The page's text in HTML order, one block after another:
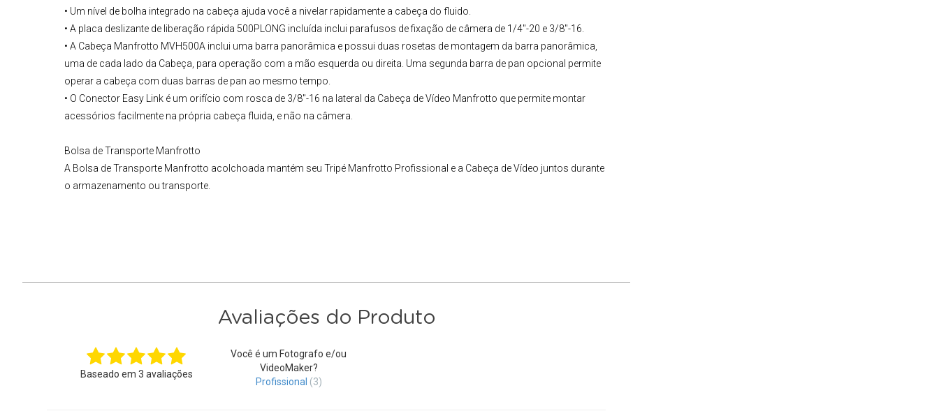
• Um nível de bolha integrado na cabeça ajuda você a nivelar rapidamente a cabeça do fluido.
• A placa deslizante de liberação rápida 500PLONG incluída inclui parafusos de fixação de câmera de 1/4"-20 e 3/8"-16.
• A Cabeça Manfrotto MVH500A inclui uma barra panorâmica e possui duas rosetas de montagem da barra panorâmica,
uma de cada lado da Cabeça, para operação com a mão esquerda ou direita. Uma segunda barra de pan opcional permite
operar a cabeça com duas barras de pan ao mesmo tempo.
• O Conector Easy Link é um orifício com rosca de 3/8"-16 na lateral da Cabeça de Vídeo Manfrotto que permite montar
acessórios facilmente na própria cabeça fluida, e não na câmera.
Bolsa de Transporte Manfrotto
A Bolsa de Transporte Manfrotto acolchoada mantém seu Tripé Manfrotto Profissional e a Cabeça de Vídeo juntos durante
o armazenamento ou transporte.
Avaliações do Produto
Baseado em 3 avaliações
Você é um Fotografo e/ou
VideoMaker?
Profissional (3)